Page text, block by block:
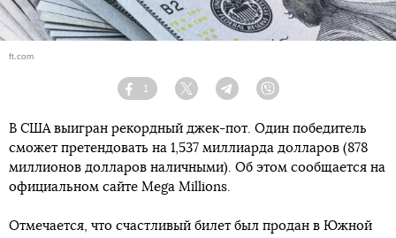
ft.com
Facebook
1
Twitter TelegramViber
В США выигран рекордный джек-пот. Один победитель
сможет претендовать на 1,537 миллиарда долларов (878
миллионов долларов наличными). Об этом сообщается на
официальном сайте Mega Millions.
Отмечается, что счастливый билет был продан в Южной